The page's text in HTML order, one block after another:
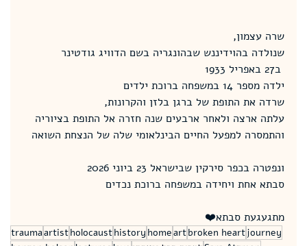
שרה עצמון,
שנולדה בהוידיננש שבהונגריה בשם הדוויג גודטינר
ילדה מספר 14 במשפחה ברוכת ילדים
שרדה את התופת של ברגן בלזן והקרונות,
עלתה ארצה ולאחר ארבעים שנה חזרה אל התופת בציוריה
והתמסרה למפעל החיים הבינלאומי שלה של הנצחת השואה
ונפטרה בכפר סירקין שבישראל 23 ביוני 2026
סבתא אחת ויחידה במשפחה ברוכת נכדים
מתגעגעת סבתא❤️
journey
broken heart
art
home
history
holocaust
artist
trauma